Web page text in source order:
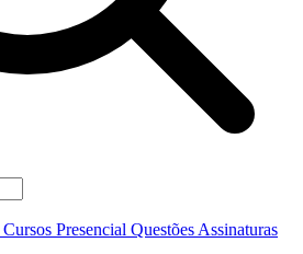
Cursos Presencial Questões Assinaturas